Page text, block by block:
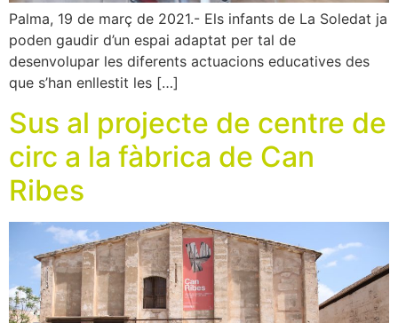
Palma, 19 de març de 2021.- Els infants de La Soledat ja
poden gaudir d’un espai adaptat per tal de
desenvolupar les diferents actuacions educatives des
que s’han enllestit les […]
Sus al projecte de centre de
circ a la fàbrica de Can
Ribes